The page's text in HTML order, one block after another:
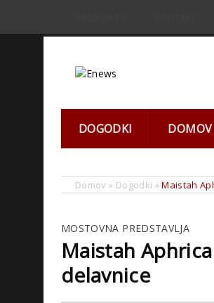
DOGODKI DOMOV
Domov » Dogodki »Maistah
MOSTOVNA PREDSTAVLJA
Maistah
delavnice